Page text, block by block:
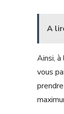
A
Ainsi,
vous